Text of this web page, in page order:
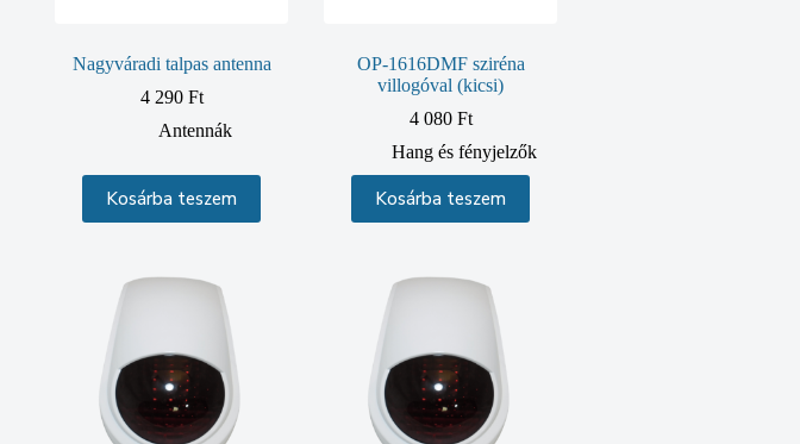
Nagyváradi talpas antenna
4 290 Ft
Antennák
Kosárba teszem
OP-1616DMF sziréna
villogóval (kicsi)
4 080 Ft
Hang és fényjelzők
Kosárba teszem